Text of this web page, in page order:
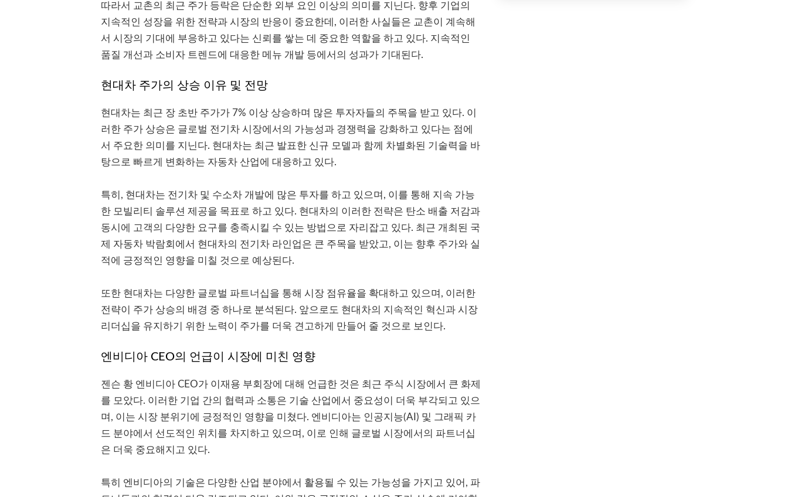
따라서 교촌의 최근 주가 등락은 단순한 외부 요인 이상의 의미를 지닌다. 향후 기업의
지속적인 성장을 위한 전략과 시장의 반응이 중요한데, 이러한 사실들은 교촌이 계속해
서 시장의 기대에 부응하고 있다는 신뢰를 쌓는 데 중요한 역할을 하고 있다. 지속적인
품질 개선과 소비자 트렌드에 대응한 메뉴 개발 등에서의 성과가 기대된다.
현대차 주가의 상승 이유 및 전망
현대차는 최근 장 초반 주가가 7% 이상 상승하며 많은 투자자들의 주목을 받고 있다. 이
러한 주가 상승은 글로벌 전기차 시장에서의 가능성과 경쟁력을 강화하고 있다는 점에
서 주요한 의미를 지닌다. 현대차는 최근 발표한 신규 모델과 함께 차별화된 기술력을 바
탕으로 빠르게 변화하는 자동차 산업에 대응하고 있다.
특히, 현대차는 전기차 및 수소차 개발에 많은 투자를 하고 있으며, 이를 통해 지속 가능
한 모빌리티 솔루션 제공을 목표로 하고 있다. 현대차의 이러한 전략은 탄소 배출 저감과
동시에 고객의 다양한 요구를 충족시킬 수 있는 방법으로 자리잡고 있다. 최근 개최된 국
제 자동차 박람회에서 현대차의 전기차 라인업은 큰 주목을 받았고, 이는 향후 주가와 실
적에 긍정적인 영향을 미칠 것으로 예상된다.
또한 현대차는 다양한 글로벌 파트너십을 통해 시장 점유율을 확대하고 있으며, 이러한
전략이 주가 상승의 배경 중 하나로 분석된다. 앞으로도 현대차의 지속적인 혁신과 시장
리더십을 유지하기 위한 노력이 주가를 더욱 견고하게 만들어 줄 것으로 보인다.
엔비디아 CEO의 언급이 시장에 미친 영향
젠슨 황 엔비디아 CEO가 이재용 부회장에 대해 언급한 것은 최근 주식 시장에서 큰 화제
를 모았다. 이러한 기업 간의 협력과 소통은 기술 산업에서 중요성이 더욱 부각되고 있으
며, 이는 시장 분위기에 긍정적인 영향을 미쳤다. 엔비디아는 인공지능(AI) 및 그래픽 카
드 분야에서 선도적인 위치를 차지하고 있으며, 이로 인해 글로벌 시장에서의 파트너십
은 더욱 중요해지고 있다.
특히 엔비디아의 기술은 다양한 산업 분야에서 활용될 수 있는 가능성을 가지고 있어, 파